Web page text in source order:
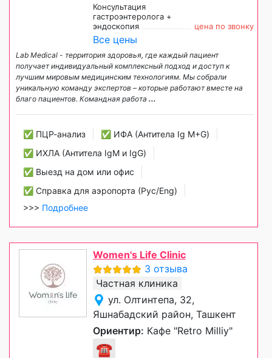
Консультация
гастроэнтеролога +
эндоскопия
цена по звонку
Все цены
Lab Medical - территория здоровья, где каждый пациент
получает индивидуальный комплексный подход и доступ к
лучшим мировым медицинским технологиям. Мы собрали
уникальную команду экспертов – которые работают вместе на
благо пациентов. Командная работа ...
✅ ПЦР-анализ
✅ ИФА (Антитела Ig М+G)
✅ ИХЛА (Антитела IgM и IgG)
✅ Выезд на дом или офис
✅ Справка для аэропорта (Рус/Eng)
>>> Подробнее
Women's Life Clinic
3 отзыва
Частная клиника
ул. Олтинтепа, 32,
Яшнабадский район, Ташкент
Ориентир: Кафе "Retro Milliy"
☎